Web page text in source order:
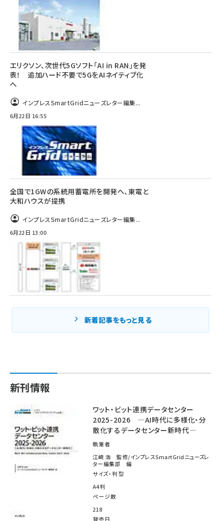
エリクソン、次世代5Gソフト「AI in RAN」を発
表！ 追加ハード不要で5GをAIネイティブ化
へ
インプレスSmartGridニューズレター編集...
6月22日 16:55
全国で1GWの系統用蓄電所を開発へ、東電と
大和ハウスが提携
インプレスSmartGridニューズレター編集...
6月22日 13:00
新着記事をもっと見る
新刊情報
ワット・ビット連携データセンター
2025-2026 ―AI時代に多様化・分
散化するデータセンター新時代―
執筆者
江崎 浩 監修/インプレスSmartGridニューズレ
ター編集部 編
サイズ・判型
A4判
ページ数
218
発売日